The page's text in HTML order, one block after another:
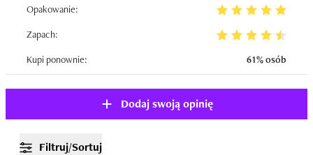
Opakowanie:
Zapach:
Kupi ponownie:
61% osób
Dodaj swoją opinię
Filtruj/Sortuj